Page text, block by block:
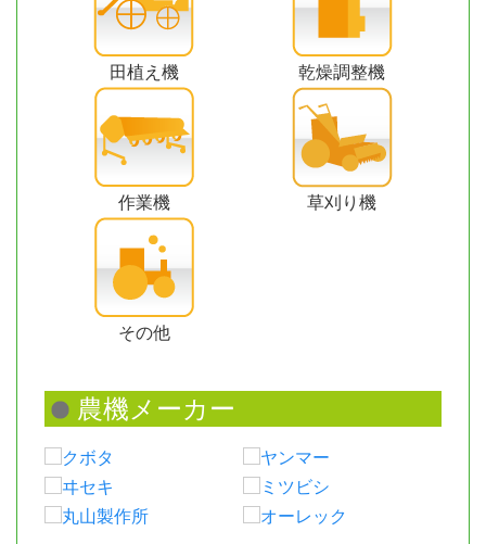
田植え機 乾燥調整機
作業機 草刈り機
その他
クボタ
ヤンマー
ヰセキ
ミツビシ
丸山製作所
オーレック